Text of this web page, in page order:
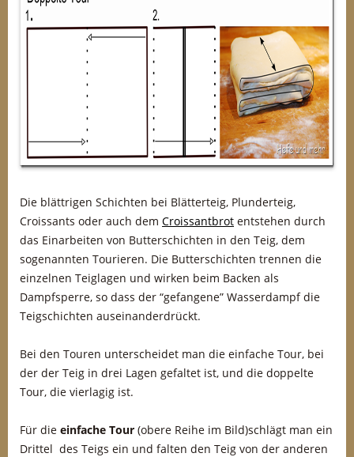
Die blättrigen Schichten bei Blätterteig, Plunderteig,
Croissants oder auch dem Croissantbrot entstehen durch
das Einarbeiten von Butterschichten in den Teig, dem
sogenannten Tourieren. Die Butterschichten trennen die
einzelnen Teiglagen und wirken beim Backen als
Dampfsperre, so dass der “gefangene” Wasserdampf die
Teigschichten auseinanderdrückt.
Bei den Touren unterscheidet man die einfache Tour, bei
der der Teig in drei Lagen gefaltet ist, und die doppelte
Tour, die vierlagig ist.
Für die einfache Tour (obere Reihe im Bild)schlägt man ein
Drittel des Teigs ein und falten den Teig von der anderen